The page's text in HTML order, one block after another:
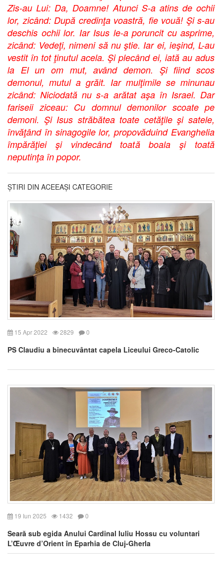
Zis-au Lui: Da, Doamne! Atunci S-a atins de ochii
lor, zicând: După credinţa voastră, fie vouă! Şi s-au
deschis ochii lor. Iar Isus le-a poruncit cu asprime,
zicând: Vedeţi, nimeni să nu ştie. Iar ei, ieşind, L-au
vestit în tot ţinutul acela. Şi plecând ei, iată au adus
la El un om mut, având demon. Şi fiind scos
demonul, mutul a grăit. Iar mulţimile se minunau
zicând: Niciodată nu s-a arătat aşa în Israel. Dar
fariseii ziceau: Cu domnul demonilor scoate pe
demoni. Şi Isus străbătea toate cetăţile şi satele,
învăţând în sinagogile lor, propovăduind Evanghelia
împărăţiei şi vindecând toată boala şi toată
neputinţa în popor.
ȘTIRI DIN ACEEAȘI CATEGORIE
15 Apr 2022 2829 0
PS Claudiu a binecuvântat capela Liceului Greco-Catolic
19 Iun 2025 1432 0
Seară sub egida Anului Cardinal Iuliu Hossu cu voluntari
L’Œuvre d’Orient în Eparhia de Cluj-Gherla